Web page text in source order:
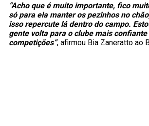
“Acho que é muito importante, fico
só para ela manter os pezinhos no
isso repercute lá dentro do campo.
gente volta para o clube mais
competições”, afirmou Bia Zaneratto ao